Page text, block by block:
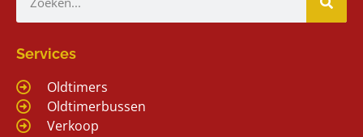
Services
Oldtimers
Oldtimerbussen
Verkoop